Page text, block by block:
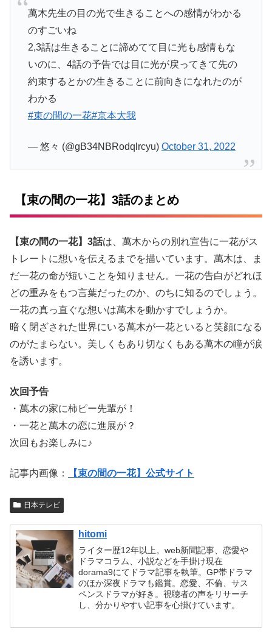
萬木先生の目の光で生きることへの感情がわかる
のすごいね
2,3話は生きることに諦めてて目に光も感情もな
いのに、4話の予告では目に光が戻ってきて先の
約束するとかの生きることに前向きになれたのが
わかる
#束の間の一花#京本大我
— 悠々 (@gB34NBRodqlrcyu) October 31, 2022
【束の間の一花】3話のまとめ
【束の間の一花】3話は、萬木からの別れ宣告に一花がス
トレートに想いを伝えるまでを描いています。萬木は、ま
だ一花の命が短いことを知りません。一花の告白がどれほ
どの重みをもつ言葉だったのか、のちに知るのでしょう。
一花の真っ直ぐな想いは萬木を動かすでしょうか。
暗く閉ざされた世界にいる萬木が一花といると笑顔になる
のがたまらない。美しくもあり切なくもある萬木の瞳が涙
を誘います。
次回予告
・萬木の家に柿ピー先輩が！
・一花と萬木の恋に進展が？
次回もお楽しみに♪
記事内画像： 【束の間の一花】公式サイト
日本テレビ
hitomi
ライター歴12年以上。web新聞記事、恋愛や
ドラマコラム、小説などを手掛け現在
dorama9にてドラマ記事を執筆。GP帯ドラマ
のほか深夜ドラマも鑑賞。恋愛、不倫、サス
ペンスドラマが好き。視聴者の声をリサーチ
し、分かりやすい記事を心掛けています。